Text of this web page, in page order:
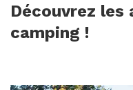
Découvrez
camping !